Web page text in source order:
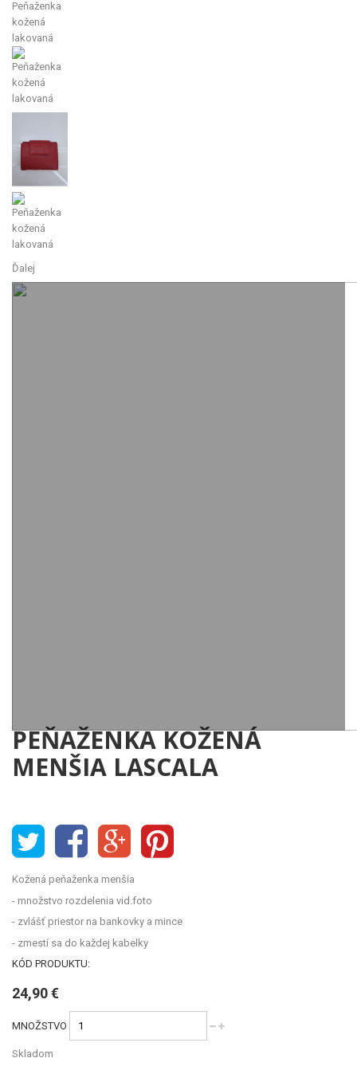
Ďalej
PEŇAŽENKA KOŽENÁ
MENŠIA LASCALA
Kožená peňaženka menšia
- množstvo rozdelenia vid.foto
- zvlášť priestor na bankovky a mince
- zmestí sa do každej kabelky
KÓD PRODUKTU:
24,90 €
MNOŽSTVO
Skladom